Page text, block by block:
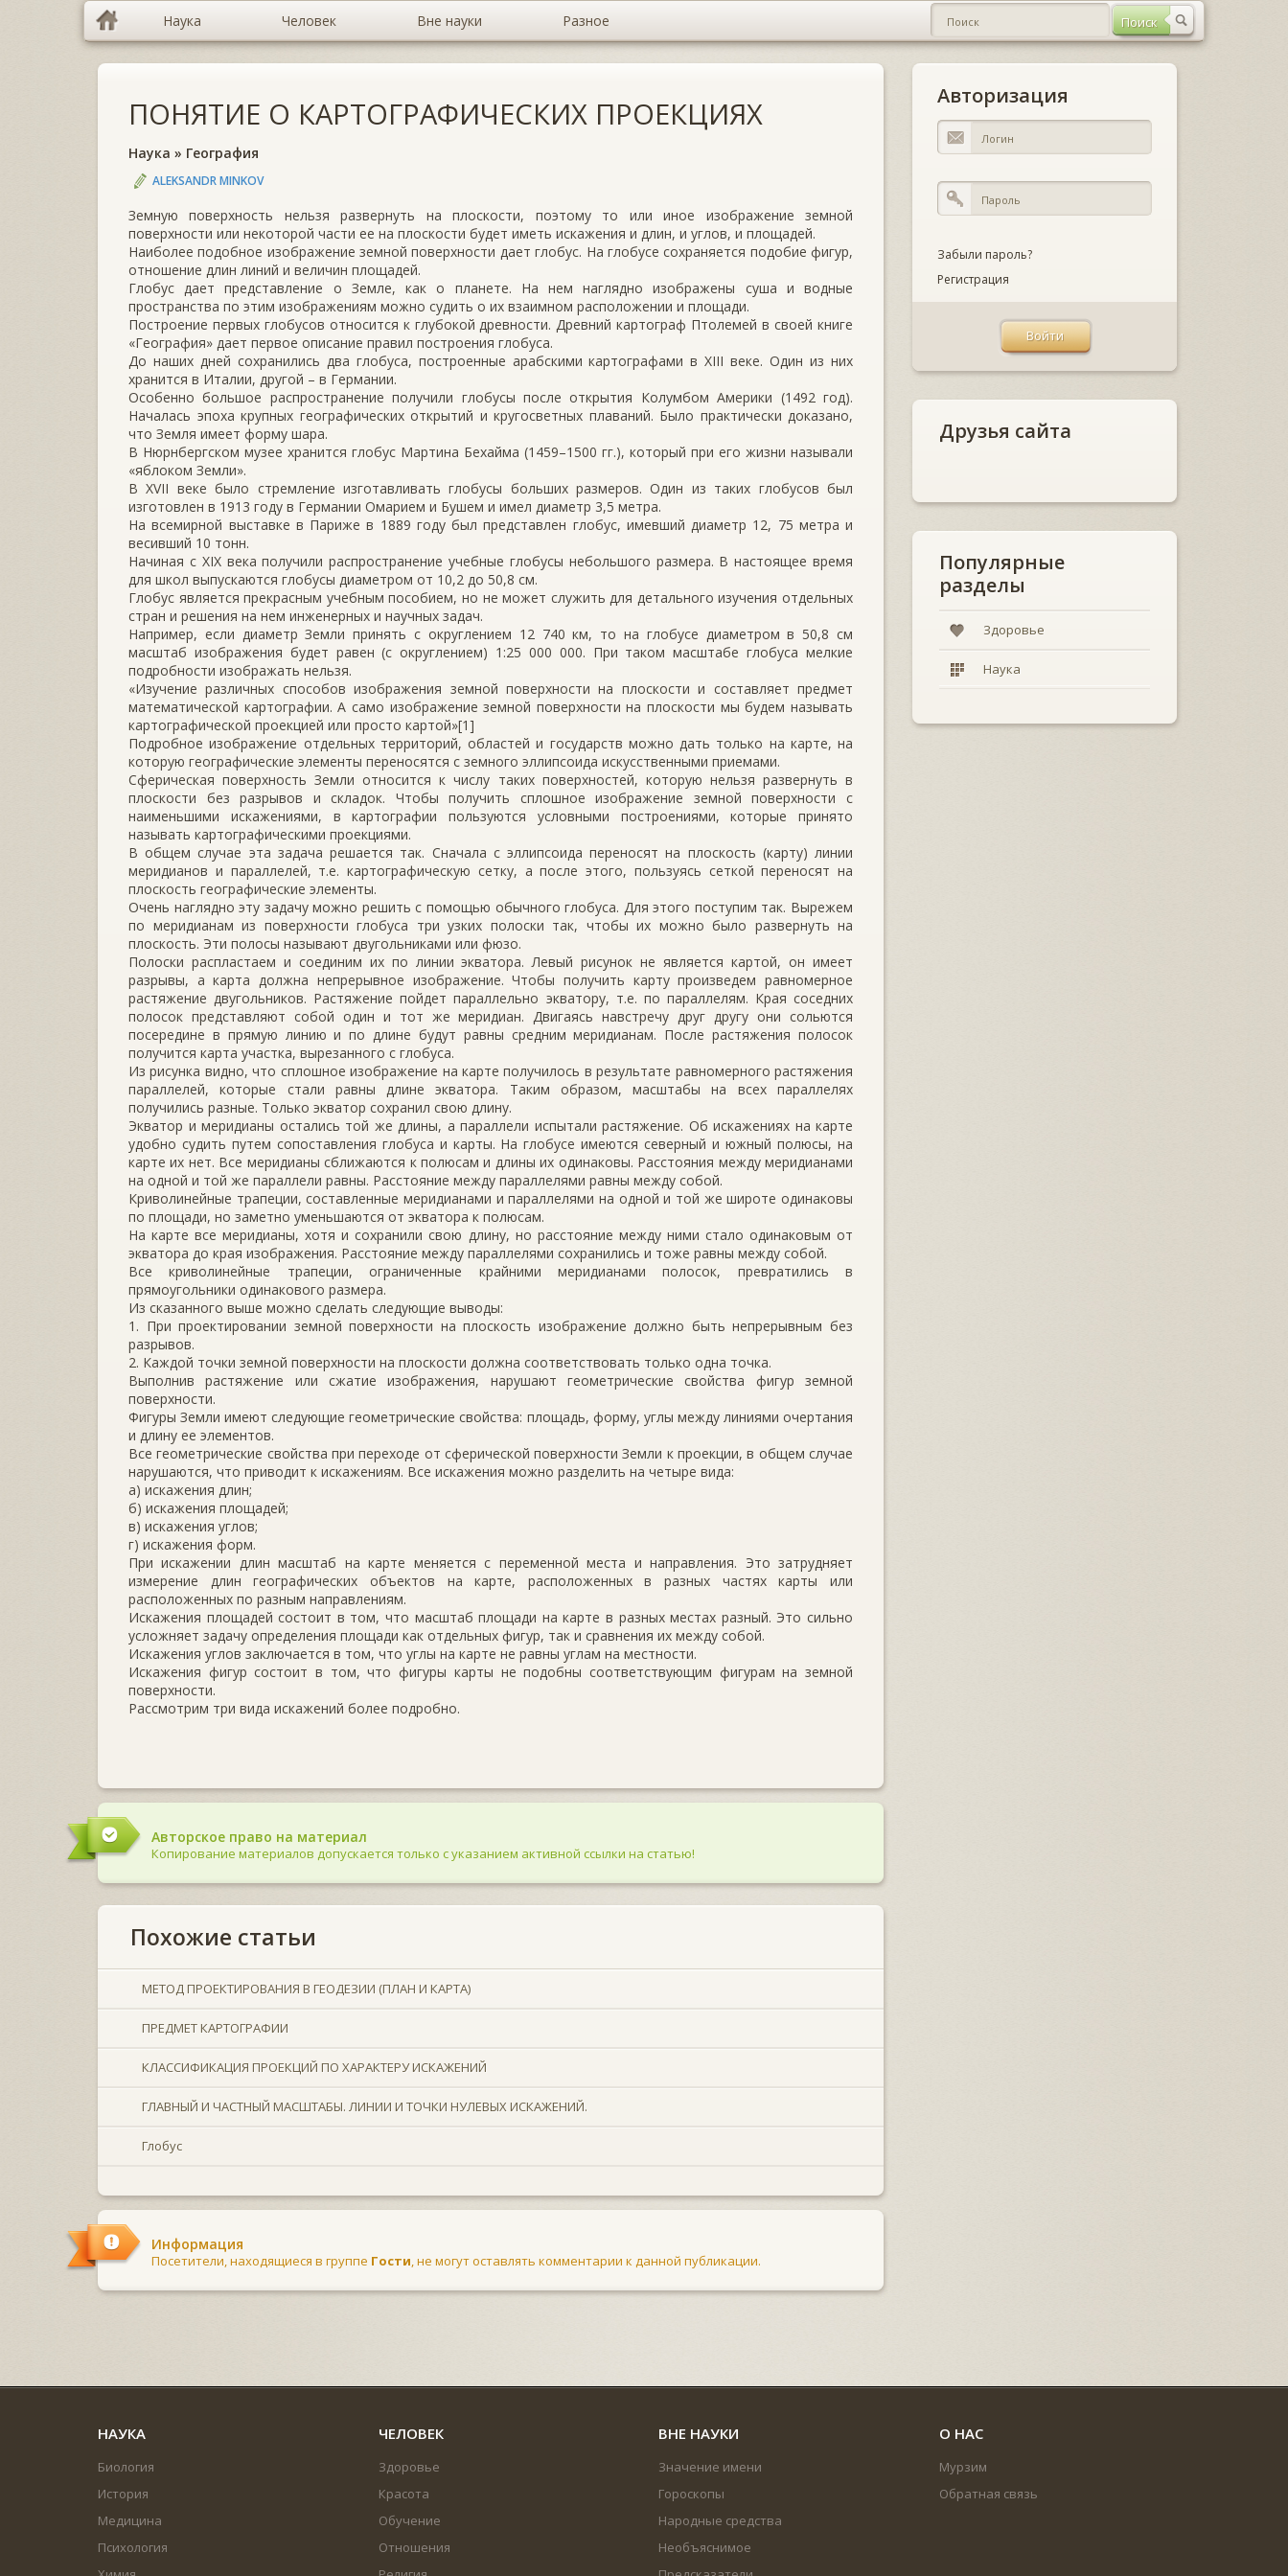
Наука Человек Вне науки Разное
ПОНЯТИЕ О КАРТОГРАФИЧЕСКИХ ПРОЕКЦИЯХ
Наука » География
ALEKSANDR MINKOV
Земную поверхность нельзя развернуть на плоскости, поэтому то или иное изображение земной
поверхности или некоторой части ее на плоскости будет иметь искажения и длин, и углов, и площадей.
Наиболее подобное изображение земной поверхности дает глобус. На глобусе сохраняется подобие фигур,
отношение длин линий и величин площадей.
Глобус дает представление о Земле, как о планете. На нем наглядно изображены суша и водные
пространства по этим изображениям можно судить о их взаимном расположении и площади.
Построение первых глобусов относится к глубокой древности. Древний картограф Птолемей в своей книге
«География» дает первое описание правил построения глобуса.
До наших дней сохранились два глобуса, построенные арабскими картографами в XIII веке. Один из них
хранится в Италии, другой – в Германии.
Особенно большое распространение получили глобусы после открытия Колумбом Америки (1492 год).
Началась эпоха крупных географических открытий и кругосветных плаваний. Было практически доказано,
что Земля имеет форму шара.
В Нюрнбергском музее хранится глобус Мартина Бехайма (1459–1500 гг.), который при его жизни называли
«яблоком Земли».
В XVII веке было стремление изготавливать глобусы больших размеров. Один из таких глобусов был
изготовлен в 1913 году в Германии Омарием и Бушем и имел диаметр 3,5 метра.
На всемирной выставке в Париже в 1889 году был представлен глобус, имевший диаметр 12, 75 метра и
весивший 10 тонн.
Начиная с XIX века получили распространение учебные глобусы небольшого размера. В настоящее время
для школ выпускаются глобусы диаметром от 10,2 до 50,8 см.
Глобус является прекрасным учебным пособием, но не может служить для детального изучения отдельных
стран и решения на нем инженерных и научных задач.
Например, если диаметр Земли принять с округлением 12 740 км, то на глобусе диаметром в 50,8 см
масштаб изображения будет равен (с округлением) 1:25 000 000. При таком масштабе глобуса мелкие
подробности изображать нельзя.
«Изучение различных способов изображения земной поверхности на плоскости и составляет предмет
математической картографии. А само изображение земной поверхности на плоскости мы будем называть
картографической проекцией или просто картой»[1]
Подробное изображение отдельных территорий, областей и государств можно дать только на карте, на
которую географические элементы переносятся с земного эллипсоида искусственными приемами.
Сферическая поверхность Земли относится к числу таких поверхностей, которую нельзя развернуть в
плоскости без разрывов и складок. Чтобы получить сплошное изображение земной поверхности с
наименьшими искажениями, в картографии пользуются условными построениями, которые принято
называть картографическими проекциями.
В общем случае эта задача решается так. Сначала с эллипсоида переносят на плоскость (карту) линии
меридианов и параллелей, т.е. картографическую сетку, а после этого, пользуясь сеткой переносят на
плоскость географические элементы.
Очень наглядно эту задачу можно решить с помощью обычного глобуса. Для этого поступим так. Вырежем
по меридианам из поверхности глобуса три узких полоски так, чтобы их можно было развернуть на
плоскость. Эти полосы называют двугольниками или фюзо.
Полоски распластаем и соединим их по линии экватора. Левый рисунок не является картой, он имеет
разрывы, а карта должна непрерывное изображение. Чтобы получить карту произведем равномерное
растяжение двугольников. Растяжение пойдет параллельно экватору, т.е. по параллелям. Края соседних
полосок представляют собой один и тот же меридиан. Двигаясь навстречу друг другу они сольются
посередине в прямую линию и по длине будут равны средним меридианам. После растяжения полосок
получится карта участка, вырезанного с глобуса.
Из рисунка видно, что сплошное изображение на карте получилось в результате равномерного растяжения
параллелей, которые стали равны длине экватора. Таким образом, масштабы на всех параллелях
получились разные. Только экватор сохранил свою длину.
Экватор и меридианы остались той же длины, а параллели испытали растяжение. Об искажениях на карте
удобно судить путем сопоставления глобуса и карты. На глобусе имеются северный и южный полюсы, на
карте их нет. Все меридианы сближаются к полюсам и длины их одинаковы. Расстояния между меридианами
на одной и той же параллели равны. Расстояние между параллелями равны между собой.
Криволинейные трапеции, составленные меридианами и параллелями на одной и той же широте одинаковы
по площади, но заметно уменьшаются от экватора к полюсам.
На карте все меридианы, хотя и сохранили свою длину, но расстояние между ними стало одинаковым от
экватора до края изображения. Расстояние между параллелями сохранились и тоже равны между собой.
Все криволинейные трапеции, ограниченные крайними меридианами полосок, превратились в
прямоугольники одинакового размера.
Из сказанного выше можно сделать следующие выводы:
1. При проектировании земной поверхности на плоскость изображение должно быть непрерывным без
разрывов.
2. Каждой точки земной поверхности на плоскости должна соответствовать только одна точка.
Выполнив растяжение или сжатие изображения, нарушают геометрические свойства фигур земной
поверхности.
Фигуры Земли имеют следующие геометрические свойства: площадь, форму, углы между линиями очертания
и длину ее элементов.
Все геометрические свойства при переходе от сферической поверхности Земли к проекции, в общем случае
нарушаются, что приводит к искажениям. Все искажения можно разделить на четыре вида:
а) искажения длин;
б) искажения площадей;
в) искажения углов;
г) искажения форм.
При искажении длин масштаб на карте меняется с переменной места и направления. Это затрудняет
измерение длин географических объектов на карте, расположенных в разных частях карты или
расположенных по разным направлениям.
Искажения площадей состоит в том, что масштаб площади на карте в разных местах разный. Это сильно
усложняет задачу определения площади как отдельных фигур, так и сравнения их между собой.
Искажения углов заключается в том, что углы на карте не равны углам на местности.
Искажения фигур состоит в том, что фигуры карты не подобны соответствующим фигурам на земной
поверхности.
Рассмотрим три вида искажений более подробно.
Авторское право на материал
Копирование материалов допускается только с указанием активной ссылки на статью!
Похожие статьи
МЕТОД ПРОЕКТИРОВАНИЯ В ГЕОДЕЗИИ (ПЛАН И КАРТА)
ПРЕДМЕТ КАРТОГРАФИИ
КЛАССИФИКАЦИЯ ПРОЕКЦИЙ ПО ХАРАКТЕРУ ИСКАЖЕНИЙ
ГЛАВНЫЙ И ЧАСТНЫЙ МАСШТАБЫ. ЛИНИИ И ТОЧКИ НУЛЕВЫХ ИСКАЖЕНИЙ.
Глобус
Информация
Посетители, находящиеся в группе Гости, не могут оставлять комментарии к данной публикации.
Авторизация
Забыли пароль?
Регистрация
Друзья сайта
Популярные
разделы
Здоровье
Наука
НАУКА
Биология
История
Медицина
Психология
ЧЕЛОВЕК
Здоровье
Красота
Обучение
Отношения
ВНЕ НАУКИ
Значение имени
Гороскопы
Народные средства
Необъяснимое
О НАС
Мурзим
Обратная связь